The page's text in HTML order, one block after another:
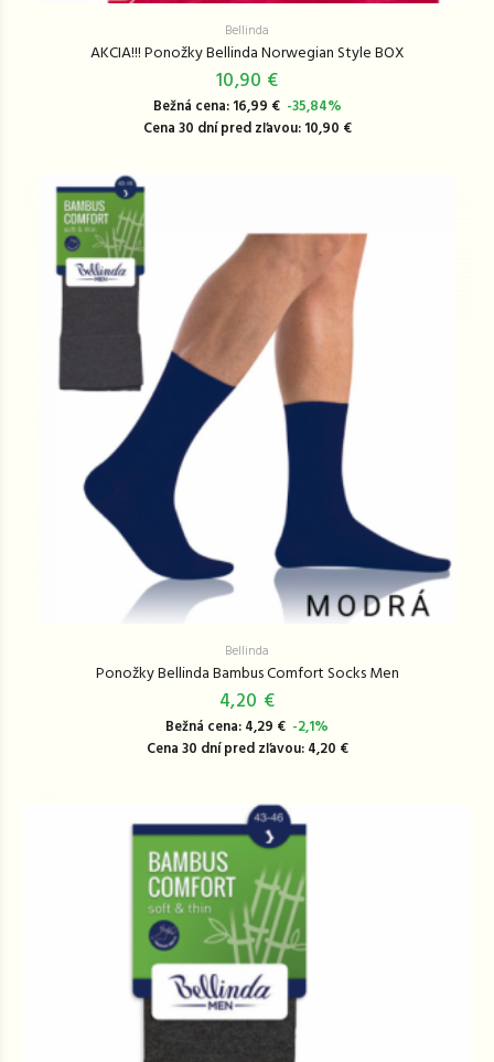
Bellinda
AKCIA!!! Ponožky Bellinda Norwegian Style BOX
10,90 €
Bežná cena: 16,99 € -35,84%
Cena 30 dní pred zľavou: 10,90 €
Bellinda
Ponožky Bellinda Bambus Comfort Socks Men
4,20 €
Bežná cena: 4,29 € -2,1%
Cena 30 dní pred zľavou: 4,20 €